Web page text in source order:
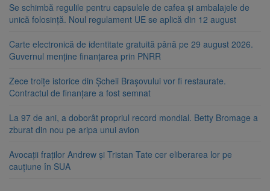
Se schimbă regulile pentru capsulele de cafea și ambalajele de
unică folosință. Noul regulament UE se aplică din 12 august
Carte electronică de identitate gratuită până pe 29 august 2026.
Guvernul menține finanțarea prin PNRR
Zece troițe istorice din Șcheii Brașovului vor fi restaurate.
Contractul de finanțare a fost semnat
La 97 de ani, a doborât propriul record mondial. Betty Bromage a
zburat din nou pe aripa unui avion
Avocații fraților Andrew și Tristan Tate cer eliberarea lor pe
cauțiune în SUA